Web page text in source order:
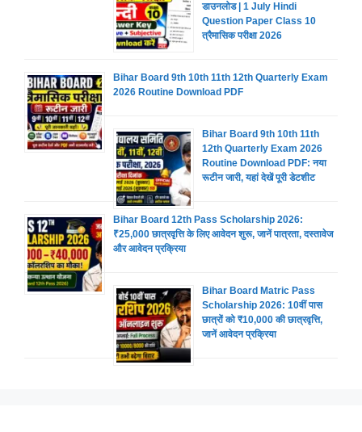
डाउनलोड | 1 July Hindi
Question Paper Class 10
त्रैमासिक परीक्षा 2026
Bihar Board 9th 10th 11th 12th Quarterly Exam
2026 Routine Download PDF
Bihar Board 9th 10th 11th
12th Quarterly Exam 2026
Routine Download PDF: नया
रूटीन जारी, यहां देखें पूरी डेटशीट
Bihar Board 12th Pass Scholarship 2026:
₹25,000 छात्रवृत्ति के लिए आवेदन शुरू, जानें पात्रता, दस्तावेज
और आवेदन प्रक्रिया
Bihar Board Matric Pass
Scholarship 2026: 10वीं पास
छात्रों को ₹10,000 की छात्रवृत्ति,
जानें आवेदन प्रक्रिया